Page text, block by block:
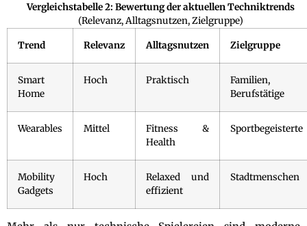
Vergleichstabelle 2: Bewertung der aktuellen Techniktrends
(Relevanz, Alltagsnutzen, Zielgruppe)
Trend Relevanz Alltagsnutzen Zielgruppe
Smart
Home
Hoch Praktisch
Familien,
Berufstätige
Wearables Mittel
Fitness &
Health
Sportbegeisterte
Mobility
Gadgets
Hoch
Relaxed und
effizient
Stadtmenschen